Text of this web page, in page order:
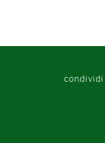
condividi